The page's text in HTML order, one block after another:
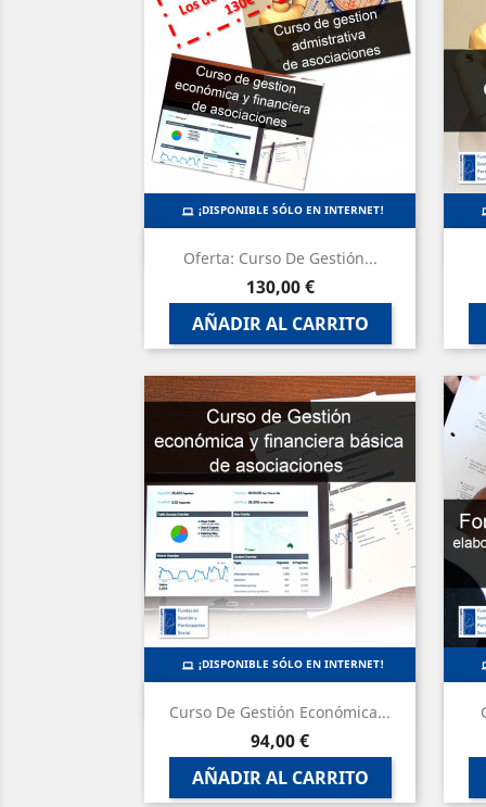
Oferta: Curso De Gestión...
Precio
130,00 €
AÑADIR AL CARRITO
¡DISPONIBLE SÓLO EN INTERNET!
Vista rápida
Curso De Gestión Económica...
Precio
94,00 €
AÑADIR AL CARRITO
¡DISPONIBLE SÓLO EN INTERNET!
Vista rápida